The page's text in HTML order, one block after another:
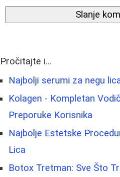
Slanje
Pročitajte i...
Najbolji serumi za negu
Kolagen - Kompletan
Preporuke Korisnika
Najbolje Estetske
Lica
Botox Tretman: Sve Što